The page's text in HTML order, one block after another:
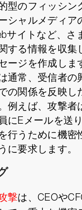
型のフィッシン
シャルメディア
サイトなど、さ
する情報を収集
ージを作成しま
通常、受信者の
の関係を反映し
例えば、攻撃者
にEメールを送
行うために機密
に要求します。
撃は、CEOや